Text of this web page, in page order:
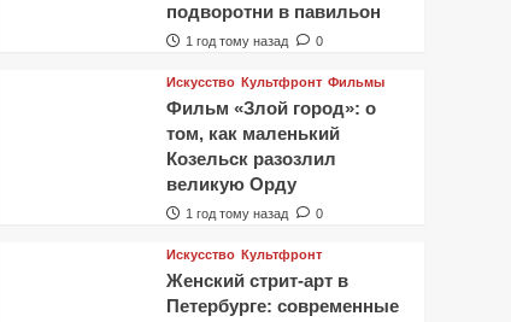
подворотни в павильон
1 год тому назад 0
Искусство Культфронт Фильмы
Фильм «Злой город»: о
том, как маленький
Козельск разозлил
великую Орду
1 год тому назад 0
Искусство Культфронт
Женский стрит-арт в
Петербурге: современные